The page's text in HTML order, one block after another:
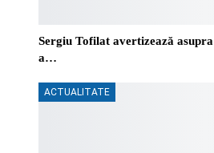
Sergiu Tofilat avertizează
a…
ACTUALITATE